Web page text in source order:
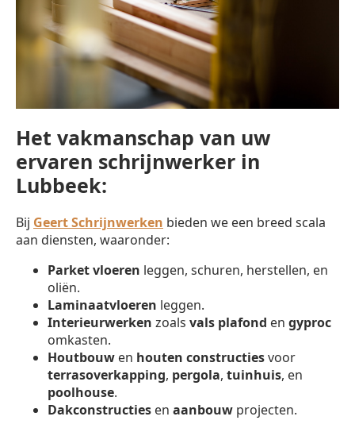
Het vakmanschap van uw
ervaren schrijnwerker in
Lubbeek:
Bij Geert Schrijnwerken bieden we een breed scala
aan diensten, waaronder:
Parket vloeren leggen, schuren, herstellen, en
oliën.
Laminaatvloeren leggen.
Interieurwerken zoals vals plafond en gyproc
omkasten.
Houtbouw en houten constructiesvoor
terrasoverkapping, pergola, tuinhuis, en
poolhouse.
Dakconstructies en aanbouw projecten.